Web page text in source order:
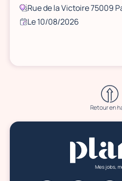
Rue de la Victoire 75009
Le 10/08/2026
Retour en
Mes jobs,